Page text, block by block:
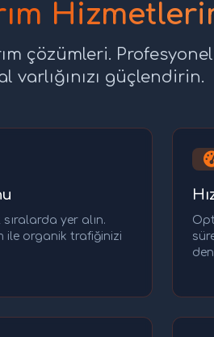
çözümleri.
güçlendirin.
yer alın.
ile organik trafiğinizi